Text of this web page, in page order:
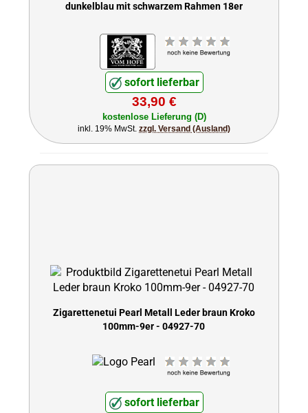
dunkelblau mit schwarzem Rahmen 18er
sofort lieferbar
33,90 €
kostenlose Lieferung (D)
inkl. 19% MwSt. zzgl. Versand (Ausland)
Zigarettenetui Pearl Metall Leder braun Kroko
100mm-9er - 04927-70
sofort lieferbar